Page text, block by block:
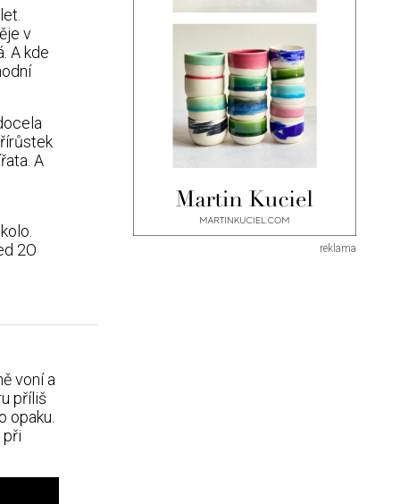
reklama
v
A kde
A
2O
voní a
příliš
opaku.
při